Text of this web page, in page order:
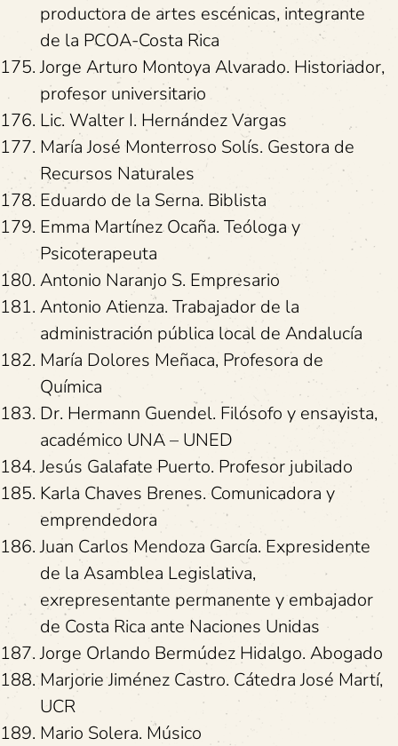
productora de artes escénicas, integrante
de la PCOA-Costa Rica
Jorge Arturo Montoya Alvarado. Historiador,
profesor universitario
Lic. Walter I. Hernández Vargas
María José Monterroso Solís. Gestora de
Recursos Naturales
Eduardo de la Serna. Biblista
Emma Martínez Ocaña. Teóloga y
Psicoterapeuta
Antonio Naranjo S. Empresario
Antonio Atienza. Trabajador de la
administración pública local de Andalucía
María Dolores Meñaca, Profesora de
Química
Dr. Hermann Guendel. Filósofo y ensayista,
académico UNA – UNED
Jesús Galafate Puerto. Profesor jubilado
Karla Chaves Brenes. Comunicadora y
emprendedora
Juan Carlos Mendoza García. Expresidente
de la Asamblea Legislativa,
exrepresentante permanente y embajador
de Costa Rica ante Naciones Unidas
Jorge Orlando Bermúdez Hidalgo. Abogado
Marjorie Jiménez Castro. Cátedra José Martí,
UCR
Mario Solera. Músico